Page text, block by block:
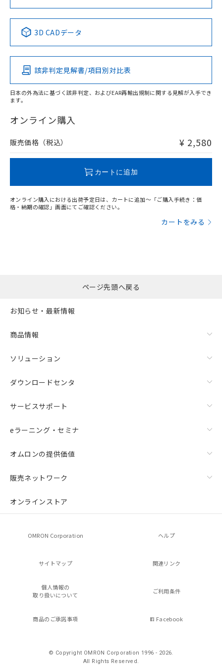
Pb Hg Cd Cr(VI)
O
在庫等で未対応品が混在する可能性があります。
問い合わせください。
No No No No
この製品の規格認証/適合状況ページへ
その他の認証はこちらのページからご検索ください
3D CADデータ
該非判定見解書/項目別対比表
日本の外為法に基づく該非判定、およびEAR再輸出規制に関する見解が入手でき
ます。
オンライン購入
販売価格（税込） ¥ 2,580
カートに追加
オンライン購入における出荷予定日は、カートに追加～「ご購入手続き：価
格・納期の確認」画面にてご確認ください。
カートをみる
ページ先頭へ戻る
お知らせ・最新情報
商品情報
ソリューション
ダウンロードセンタ
サービスサポート
eラーニング・セミナ
オムロンの提供価値
販売ネットワーク
オンラインストア
OMRON Corporation ヘルプ
サイトマップ 関連リンク
個人情報の
取り扱いについて
ご利用条件
商品のご承諾事項 Facebook
© Copyright OMRON Corporation 1996 - 2026.
All Rights Reserved.